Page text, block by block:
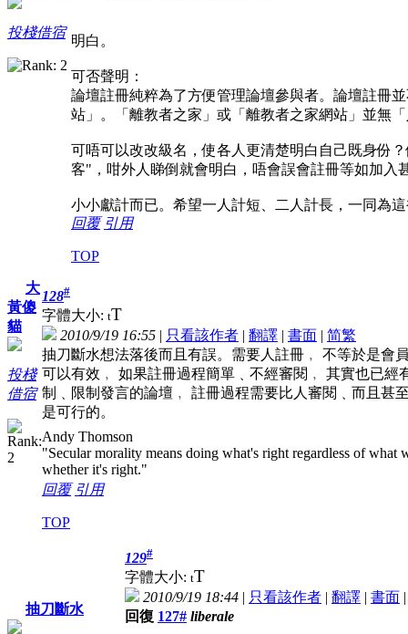
投棧借宿 明白。
可否聲明：
論壇註冊純粹為了方便管理論壇參與者。論壇註冊
站」。「離教者之家」或「離教者之家網站」並無
可唔可以改改級名，使各人更清楚明白自己既身份
客"，咁外人睇倒就會明白，唔會誤會註冊等如加
小小獻計而已。希望一人計短、二人計長，一同為
回覆 引用
TOP
大
黃傻
貓
投棧
借宿
128#
字體大小: tT
2010/9/19 16:55 | 只看該作者 | 翻譯 | 書面 | 简繁
抽刀斷水想法落後而且有誤。需要人註冊﹐ 不等於是會
可以有效﹐ 如果註冊過程簡單﹑不經審閱﹐ 其實也已
制﹑限制發言的論壇﹐ 註冊過程需要比人審閱﹑而且甚
是可行的。
Andy Thomson
"Secular morality means doing what's right regardless of
whether it's right."
回覆 引用
TOP
抽刀斷水
129#
字體大小: tT
2010/9/19 18:44 | 只看該作者 | 翻譯 | 書面
回復 127# liberale